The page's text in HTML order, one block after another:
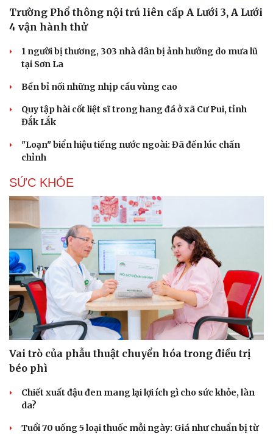
Trường Phổ thông nội trú liên cấp A Lưới 3, A Lưới
4 vận hành thử
1 người bị thương, 303 nhà dân bị ảnh hưởng do mưa lũ
tại Sơn La
Bền bỉ nối những nhịp cầu vùng cao
Quy tập hài cốt liệt sĩ trong hang đá ở xã Cư Pui, tỉnh
Đắk Lắk
"Loạn" biển hiệu tiếng nước ngoài: Đã đến lúc chấn
chỉnh
SỨC KHỎE
Vai trò của phẫu thuật chuyển hóa trong điều trị
béo phì
Chiết xuất đậu đen mang lại lợi ích gì cho sức khỏe, làn
da?
Tuổi 70 uống 5 loại thuốc mỗi ngày: Giá như chuẩn bị từ